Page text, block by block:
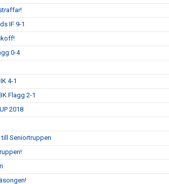
IF 9-1
0-4
4-1
Flagg 2-1
2018
Seniortruppen